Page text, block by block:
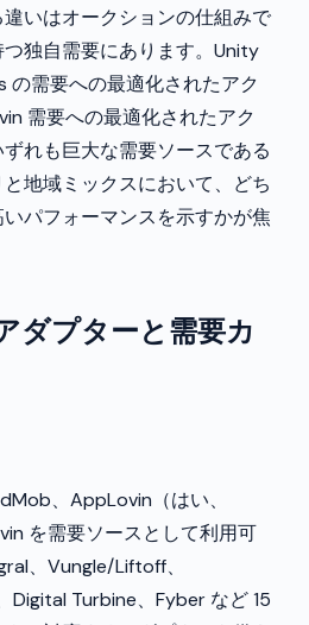
いはオークションの仕組みで
独自需要にあります。Unity
の需要への最適化されたアク
需要への最適化されたアク
れも巨大な需要ソースである
地域ミックスにおいて、どち
パフォーマンスを示すかが焦
ダプターと需要カ
、AppLovin（はい、
を需要ソースとして利用可
、Vungle/Liftoff、
Turbine、Fyber など 15